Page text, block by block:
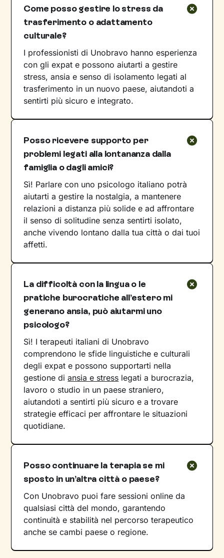
Come posso gestire lo stress da
trasferimento o adattamento
culturale?
I professionisti di Unobravo hanno esperienza
con gli expat e possono aiutarti a gestire
stress, ansia e senso di isolamento legati al
trasferimento in un nuovo paese, aiutandoti a
sentirti più sicuro e integrato.
Posso ricevere supporto per
problemi legati alla lontananza dalla
famiglia o dagli amici?
Sì! Parlare con uno psicologo italiano potrà
aiutarti a gestire la nostalgia, a mantenere
relazioni a distanza più solide e ad affrontare
il senso di solitudine senza sentirti isolato,
anche vivendo lontano dalla tua città o dai tuoi
affetti.
La difficoltà con la lingua o le
pratiche burocratiche all’estero mi
generano ansia, può aiutarmi uno
psicologo?
Sì! I terapeuti italiani di Unobravo
comprendono le sfide linguistiche e culturali
degli expat e possono supportarti nella
gestione diansia e stress legati a burocrazia,
lavoro o studio in un paese straniero,
aiutandoti a sentirti più sicuro e a trovare
strategie efficaci per affrontare le situazioni
quotidiane.
Posso continuare la terapia se mi
sposto in un’altra città o paese?
Con Unobravo puoi fare sessioni online da
qualsiasi città del mondo, garantendo
continuità e stabilità nel percorso terapeutico
anche se cambi paese o regione.